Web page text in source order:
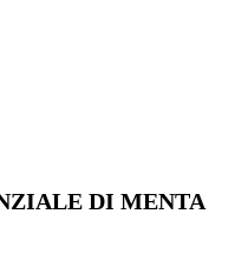
DI MENTA